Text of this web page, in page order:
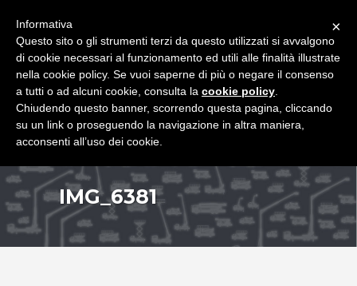
IMG_6381
×
Informativa
Questo sito o gli strumenti terzi da questo utilizzati si avvalgono
di cookie necessari al funzionamento ed utili alle finalità illustrate
nella cookie policy. Se vuoi saperne di più o negare il consenso
a tutti o ad alcuni cookie, consulta la cookie policy
Chiudendo questo banner, scorrendo questa pagina, cliccando
su un link o proseguendo la navigazione in altra maniera,
acconsenti all’uso dei cookie.